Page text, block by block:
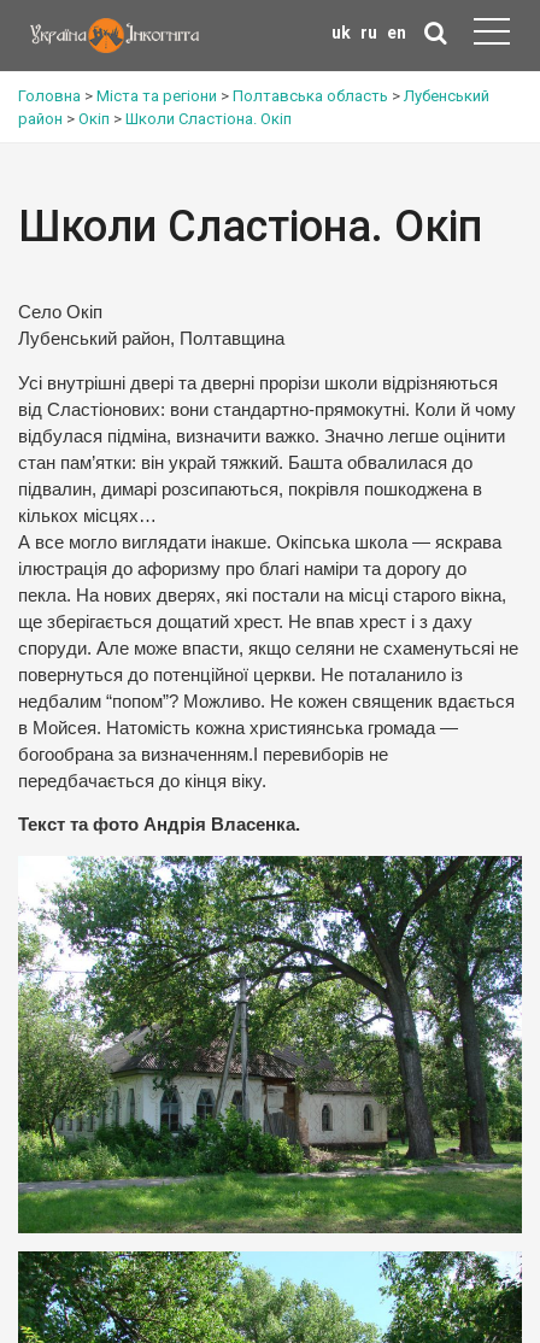
uk ru en
Головна > Міста та регіони > Полтавська область >Лубенський
район > Окіп > Школи Сластіона. Окіп
Школи Сластіона. Окіп
Село Окіп
Лубенський район, Полтавщина
Усі внутрішні двері та дверні прорізи школи відрізняються
від Сластіонових: вони стандартно-прямокутні. Коли й чому
відбулася підміна, визначити важко. Значно легше оцінити
стан пам’ятки: він украй тяжкий. Башта обвалилася до
підвалин, димарі розсипаються, покрівля пошкоджена в
кількох місцях…
А все могло виглядати інакше. Окіпська школа — яскрава
ілюстрація до афоризму про благі наміри та дорогу до
пекла. На нових дверях, які постали на місці старого вікна,
ще зберігається дощатий хрест. Не впав хрест і з даху
споруди. Але може впасти, якщо селяни не схаменутьсяі не
повернуться до потенційної церкви. Не поталанило із
недбалим “попом”? Можливо. Не кожен священик вдається
в Мойсея. Натомість кожна християнська громада —
богообрана за визначенням.І перевиборів не
передбачається до кінця віку.
Текст та фото Андрія Власенка.